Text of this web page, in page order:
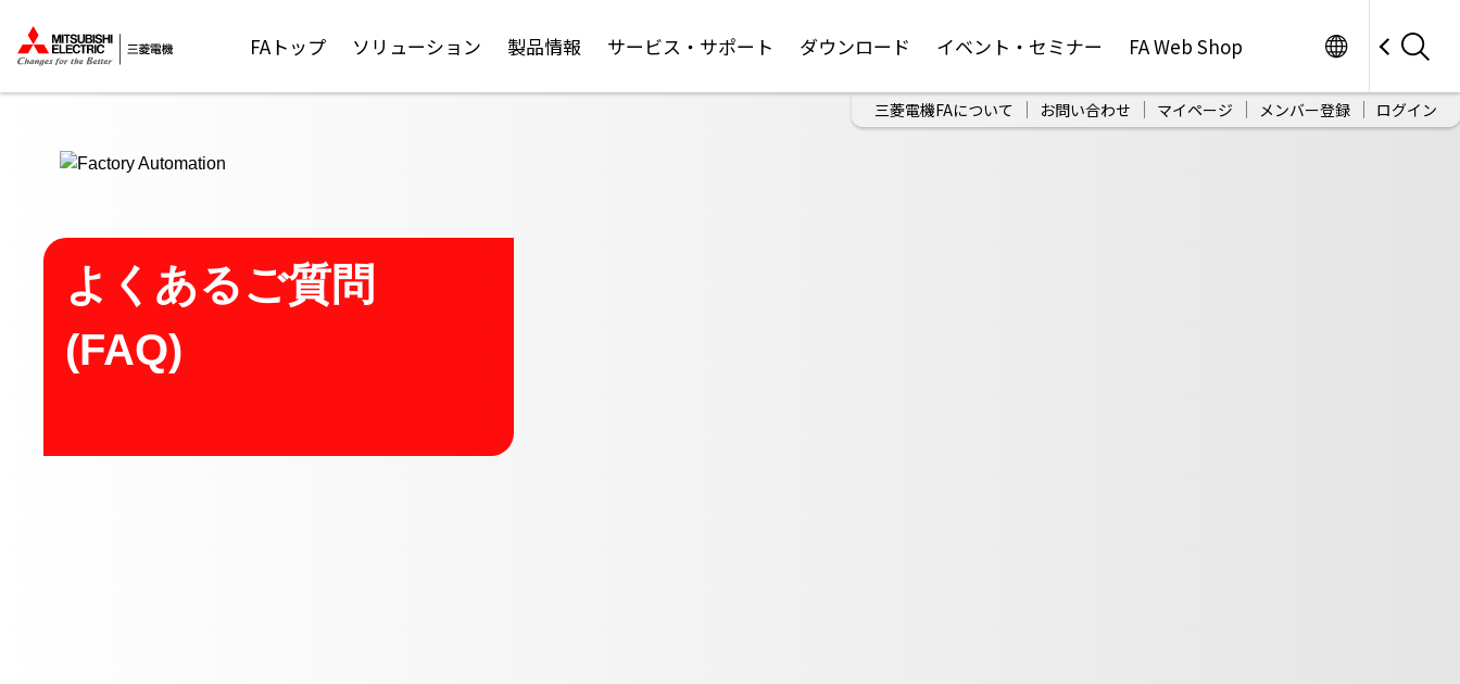
FAトップ ソリューション 製品情報 サービス・サポート ダウンロード イベント・セミナー FA Web Shop
三菱電機FAについて お問い合わせ マイページ メンバー登録 ログイン
よくあるご質問
(FAQ)